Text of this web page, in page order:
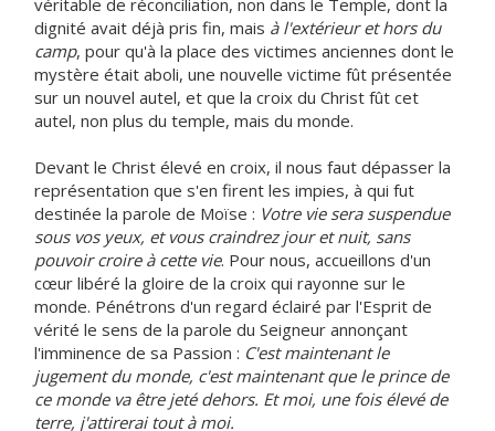
véritable de réconciliation, non dans le Temple, dont la
dignité avait déjà pris fin, mais à l'extérieur et hors du
camp, pour qu'à la place des victimes anciennes dont le
mystère était aboli, une nouvelle victime fût présentée
sur un nouvel autel, et que la croix du Christ fût cet
autel, non plus du temple, mais du monde.
Devant le Christ élevé en croix, il nous faut dépasser la
représentation que s'en firent les impies, à qui fut
destinée la parole de Moïse : Votre vie sera suspendue
sous vos yeux, et vous craindrez jour et nuit, sans
pouvoir croire à cette vie. Pour nous, accueillons d'un
cœur libéré la gloire de la croix qui rayonne sur le
monde. Pénétrons d'un regard éclairé par l'Esprit de
vérité le sens de la parole du Seigneur annonçant
l'imminence de sa Passion : C'est maintenant le
jugement du monde, c'est maintenant que le prince de
ce monde va être jeté dehors. Et moi, une fois élevé de
terre, j'attirerai tout à moi.